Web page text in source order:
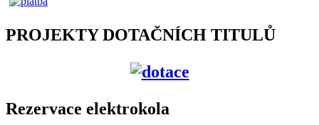
PROJEKTY DOTAČNÍCH TITULŮ
Rezervace elektrokola